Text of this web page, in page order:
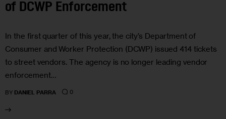
of DCWP Enforcement
In the first quarter of this year, the city’s Department of
Consumer and Worker Protection (DCWP) issued 414 tickets
to street vendors. The agency is no longer leading vendor
enforcement…
BY DANIEL PARRA 0